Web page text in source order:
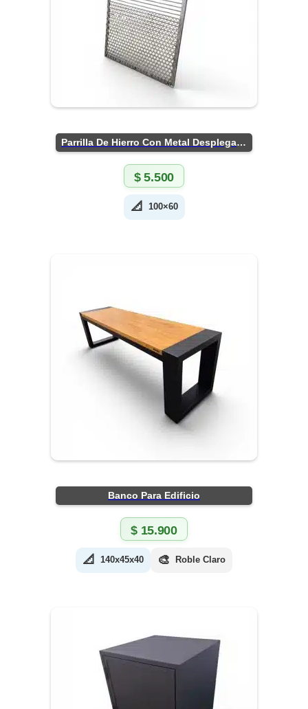
Parrilla De Hierro Con Metal Desplegado
$5.500
📐 100×60
Banco Para Edificio
$15.900
📐 140x45x40 🎨 Roble Claro